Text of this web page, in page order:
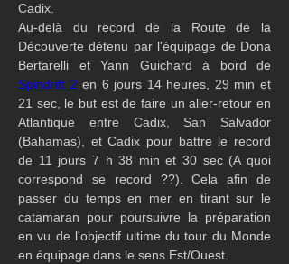
Cadix.
Au-delà du record de la Route de la
Découverte détenu par l'équipage de Dona
Spindrift 2 en 6 jours 14 heures, 29 min et
21 sec, le but est de faire un aller-retour en
Atlantique entre Cadix, San Salvador
(Bahamas), et Cadix pour battre le record
de 11 jours 7 h 38 min et 30 sec (A quoi
correspond se record ??). Cela afin de
passer du temps en mer en tirant sur le
catamaran pour poursuivre la préparation
en vu de l'objectif ultime du tour du Monde
en équipage dans le sens Est/Ouest.